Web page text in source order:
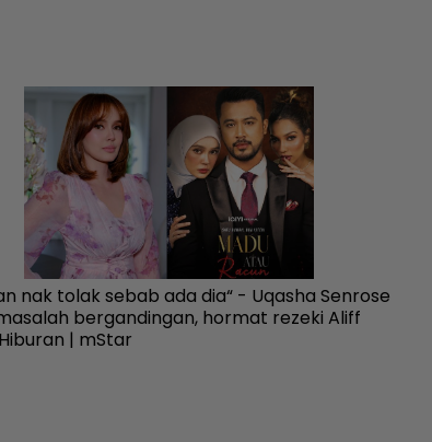
nak tolak sebab ada dia“ - Uqasha Senrose
bergandingan, hormat rezeki Aliff
| mStar